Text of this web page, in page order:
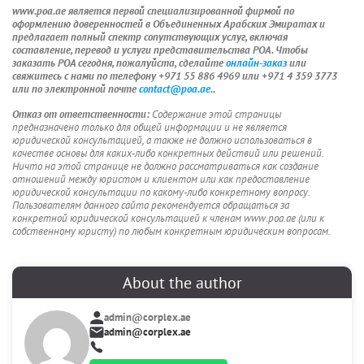
www.poa.ae является первой специализированной фирмой по
оформлению доверенностей в Объединенных Арабских Эмиратах и
предлагает полный спектр сопутствующих услуг, включая
составление, перевод и услуги представительства POA. Чтобы
заказать POA сегодня, пожалуйста, сделайтеонлайн-заказили
свяжитесь с нами по телефону +971 55 886 4969 или +971 4 359 3773
или по электронной почтеcontact@poa.ae..
Отказ от ответственности: Содержание этой страницы
предназначено только для общей информации и не является
юридической консультацией, а также не должно использоваться в
качестве основы для каких-либо конкретных действий или решений.
Ничто на этой странице не должно рассматриваться как создание
отношений между юристом и клиентом или как предоставление
юридической консультации по какому-либо конкретному вопросу.
Пользователям данного сайта рекомендуется обращаться за
конкретной юридической консультацией к членам www.poa.ae (или к
собственному юристу) по любым конкретным юридическим вопросам.
About the author
admin@corplex.ae
admin@corplex.ae